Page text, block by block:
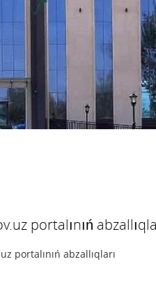
portalınıń
portalınıń abzallıqları